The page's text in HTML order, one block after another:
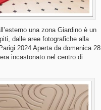
una zona Giardino è un
dalle aree fotografiche alla
2024 Aperta da domenica 28
incastonato nel centro di